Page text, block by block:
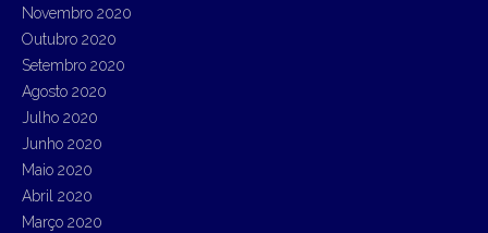
Novembro 2020
Outubro 2020
Setembro 2020
Agosto 2020
Julho 2020
Junho 2020
Maio 2020
Abril 2020
Março 2020